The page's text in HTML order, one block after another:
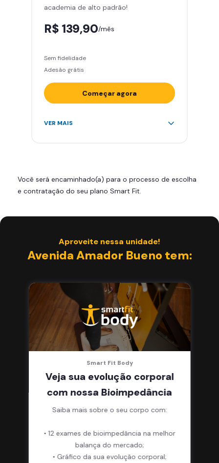
Smart Fit App
academia de alto padrão!
R$ 139,90/mês
Sem fidelidade
Adesão grátis
Começar agora
Acesso ilimitado a +2.000
Skeelo App (Audiobook)*
Área de musculação e aeróbicos
VER MAIS
Você será encaminhado(a) para o processo de escolha
e contratação do seu plano Smart Fit.
Aproveite nessa unidade!
Avenida Amador Bueno tem:
Smart Fit Body
Veja sua evolução corporal
com nossa Bioimpedância
Saiba mais sobre o seu corpo com:
• 12 exames de bioimpedância na melhor
balança do mercado;
• Gráfico da sua evolução corporal;